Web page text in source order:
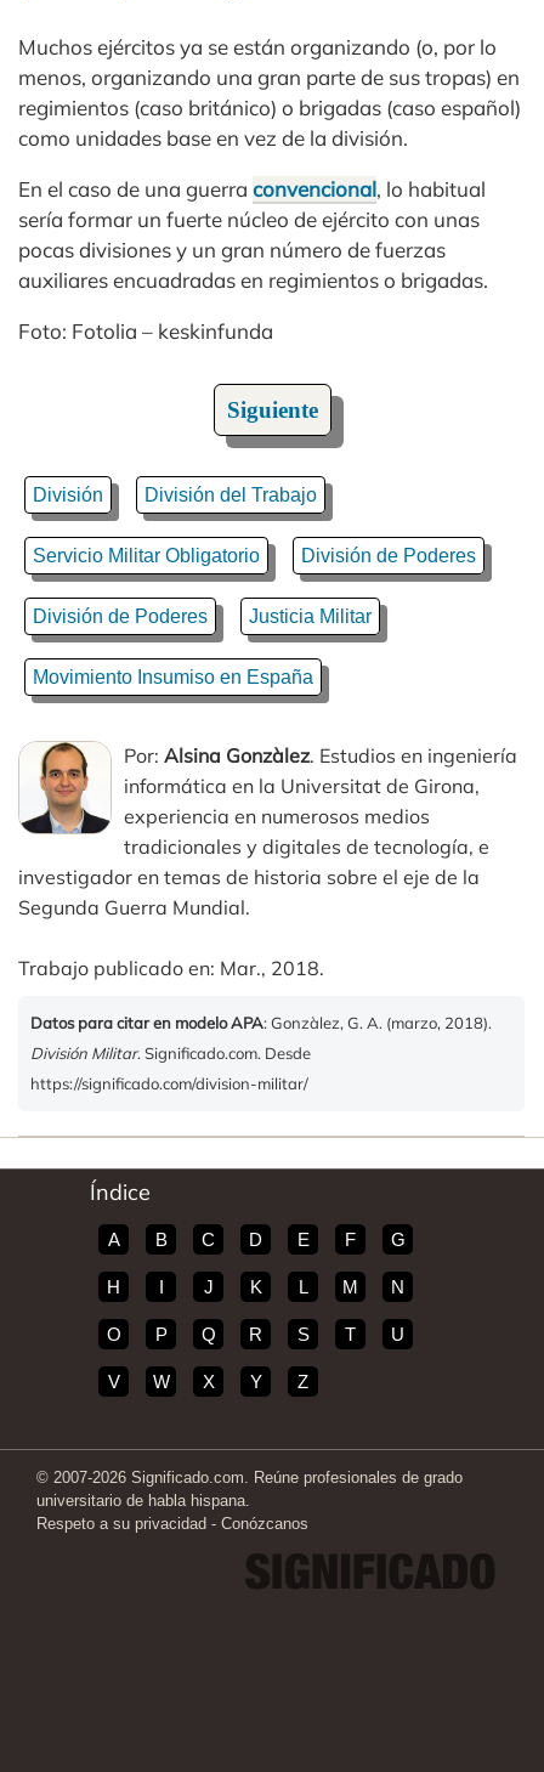
Muchos ejércitos ya se están organizando (o, por lo
menos, organizando una gran parte de sus tropas) en
regimientos (caso británico) o brigadas (caso español)
como unidades base en vez de la división.
En el caso de una guerra convencional, lo habitual
sería formar un fuerte núcleo de ejército con unas
pocas divisiones y un gran número de fuerzas
auxiliares encuadradas en regimientos o brigadas.
Foto: Fotolia – keskinfunda
Siguiente
División División del Trabajo
Servicio Militar Obligatorio División de Poderes
División de Poderes Justicia Militar
Movimiento Insumiso en España
Por: Alsina Gonzàlez. Estudios en ingeniería
informática en la Universitat de Girona,
experiencia en numerosos medios
tradicionales y digitales de tecnología, e
investigador en temas de historia sobre el eje de la
Segunda Guerra Mundial.
Trabajo publicado en: Mar., 2018.
Datos para citar en modelo APA: Gonzàlez, G. A. (marzo, 2018).
División Militar. Significado.com. Desde
https://significado.com/division-militar/
Índice
A B C D E F G
H I J K L M N
O P Q R S T U
V W X Y Z
© 2007-2026 Significado.com. Reúne profesionales de grado
universitario de habla hispana.
Respeto a su privacidad - Conózcanos